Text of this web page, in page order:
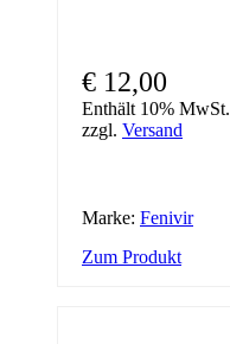
€ 12,00
Enthält 10% MwSt.
zzgl. Versand
Marke: Fenivir
Zum Produkt